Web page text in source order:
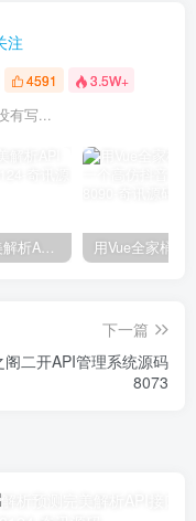
注
4591 3.5W+
有写...
下一篇
阁二开API管理系统源码
8073